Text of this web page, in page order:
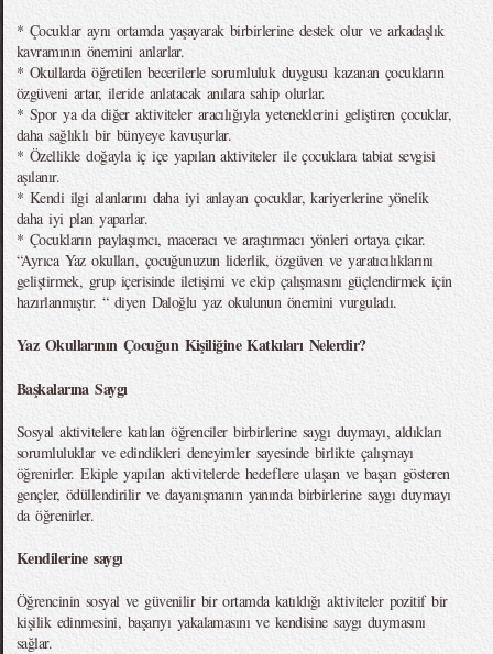
* Çocuklar aynı ortamda yaşayarak birbirlerine destek olur ve arkadaşlık
kavramının önemini anlarlar.
* Okullarda öğretilen becerilerle sorumluluk duygusu kazanan çocukların
özgüveni artar, ileride anlatacak anılara sahip olurlar.
* Spor ya da diğer aktiviteler aracılığıyla yeteneklerini geliştiren çocuklar,
daha sağlıklı bir bünyeye kavuşurlar.
* Özellikle doğayla iç içe yapılan aktiviteler ile çocuklara tabiat sevgisi
aşılanır.
* Kendi ilgi alanlarını daha iyi anlayan çocuklar, kariyerlerine yönelik
daha iyi plan yaparlar.
* Çocukların paylaşımcı, maceracı ve araştırmacı yönleri ortaya çıkar.
“Ayrıca Yaz okulları, çocuğunuzun liderlik, özgüven ve yaratıcılıklarını
geliştirmek, grup içerisinde iletişimi ve ekip çalışmasını güçlendirmek için
hazırlanmıştır. “ diyen Daloğlu yaz okulunun önemini vurguladı.
Yaz Okullarının Çocuğun Kişiliğine Katkıları Nelerdir?
Başkalarına Saygı
Sosyal aktivitelere katılan öğrenciler birbirlerine saygı duymayı, aldıkları
sorumluluklar ve edindikleri deneyimler sayesinde birlikte çalışmayı
öğrenirler. Ekiple yapılan aktivitelerde hedeflere ulaşan ve başarı gösteren
gençler, ödüllendirilir ve dayanışmanın yanında birbirlerine saygı duymayı
da öğrenirler.
Kendilerine saygı
Öğrencinin sosyal ve güvenilir bir ortamda katıldığı aktiviteler pozitif bir
kişilik edinmesini, başarıyı yakalamasını ve kendisine saygı duymasını
sağlar.